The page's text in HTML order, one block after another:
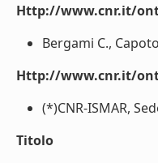
Http://www.cnr.it/
Bergami C.,
Http://www.cnr.it/
(*)CNR-ISMAR,
Titolo